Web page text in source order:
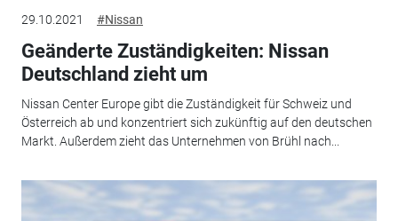
29.10.2021 #Nissan
Geänderte Zuständigkeiten: Nissan
Deutschland zieht um
Nissan Center Europe gibt die Zuständigkeit für Schweiz und
Österreich ab und konzentriert sich zukünftig auf den deutschen
Markt. Außerdem zieht das Unternehmen von Brühl nach...